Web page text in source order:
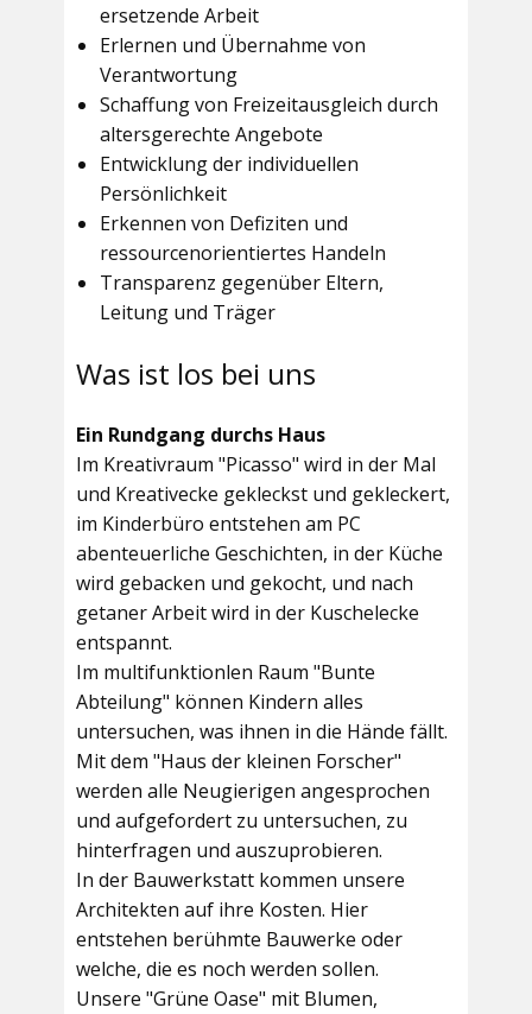
ersetzende Arbeit
Erlernen und Übernahme von
Verantwortung
Schaffung von Freizeitausgleich durch
altersgerechte Angebote
Entwicklung der individuellen
Persönlichkeit
Erkennen von Defiziten und
ressourcenorientiertes Handeln
Transparenz gegenüber Eltern,
Leitung und Träger
Was ist los bei uns
Ein Rundgang durchs Haus
Im Kreativraum "Picasso" wird in der Mal
und Kreativecke gekleckst und gekleckert,
im Kinderbüro entstehen am PC
abenteuerliche Geschichten, in der Küche
wird gebacken und gekocht, und nach
getaner Arbeit wird in der Kuschelecke
entspannt.
Im multifunktionlen Raum "Bunte
Abteilung" können Kindern alles
untersuchen, was ihnen in die Hände fällt.
Mit dem "Haus der kleinen Forscher"
werden alle Neugierigen angesprochen
und aufgefordert zu untersuchen, zu
hinterfragen und auszuprobieren.
In der Bauwerkstatt kommen unsere
Architekten auf ihre Kosten. Hier
entstehen berühmte Bauwerke oder
welche, die es noch werden sollen.
Unsere "Grüne Oase" mit Blumen,